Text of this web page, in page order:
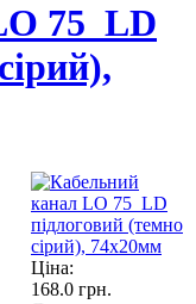
75_LD
Ціна:
168.0 грн.